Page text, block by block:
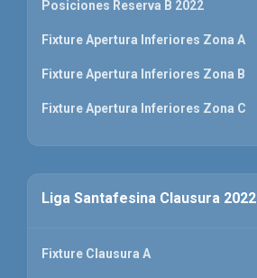
Posiciones Reserva B 2022
Fixture Apertura Inferiores Zona A
Fixture Apertura Inferiores Zona B
Fixture Apertura Inferiores Zona C
Liga Santafesina Clausura 2022
Fixture Clausura A